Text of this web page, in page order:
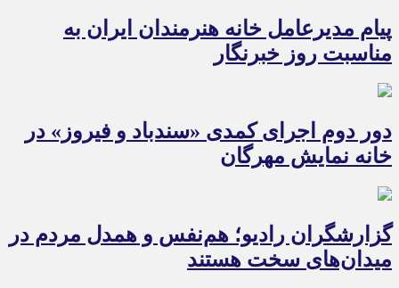
پیام مدیرعامل خانه هنرمندان ایران به
مناسبت روز خبرنگار
دور دوم اجرای کمدی «سندباد و فیروز» در
خانه نمایش مهرگان
گزارشگران رادیو؛ هم‌نفس و همدل مردم در
میدان‌های سخت هستند